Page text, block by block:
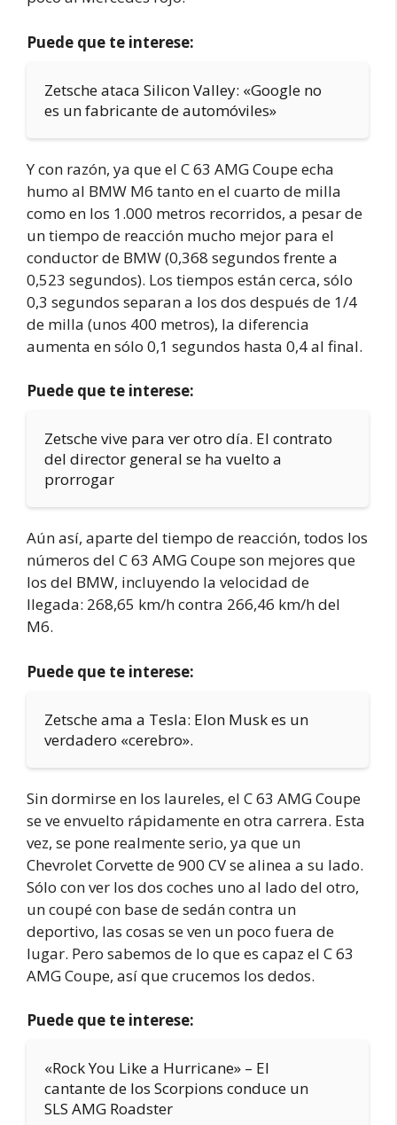
Puede que te interese:
Zetsche ataca Silicon Valley: «Google no
es un fabricante de automóviles»
Y con razón, ya que el C 63 AMG Coupe echa
humo al BMW M6 tanto en el cuarto de milla
como en los 1.000 metros recorridos, a pesar de
un tiempo de reacción mucho mejor para el
conductor de BMW (0,368 segundos frente a
0,523 segundos). Los tiempos están cerca, sólo
0,3 segundos separan a los dos después de 1/4
de milla (unos 400 metros), la diferencia
aumenta en sólo 0,1 segundos hasta 0,4 al final.
Puede que te interese:
Zetsche vive para ver otro día. El contrato
del director general se ha vuelto a
prorrogar
Aún así, aparte del tiempo de reacción, todos los
números del C 63 AMG Coupe son mejores que
los del BMW, incluyendo la velocidad de
llegada: 268,65 km/h contra 266,46 km/h del
M6.
Puede que te interese:
Zetsche ama a Tesla: Elon Musk es un
verdadero «cerebro».
Sin dormirse en los laureles, el C 63 AMG Coupe
se ve envuelto rápidamente en otra carrera. Esta
vez, se pone realmente serio, ya que un
Chevrolet Corvette de 900 CV se alinea a su lado.
Sólo con ver los dos coches uno al lado del otro,
un coupé con base de sedán contra un
deportivo, las cosas se ven un poco fuera de
lugar. Pero sabemos de lo que es capaz el C 63
AMG Coupe, así que crucemos los dedos.
Puede que te interese:
«Rock You Like a Hurricane» – El
cantante de los Scorpions conduce un
SLS AMG Roadster